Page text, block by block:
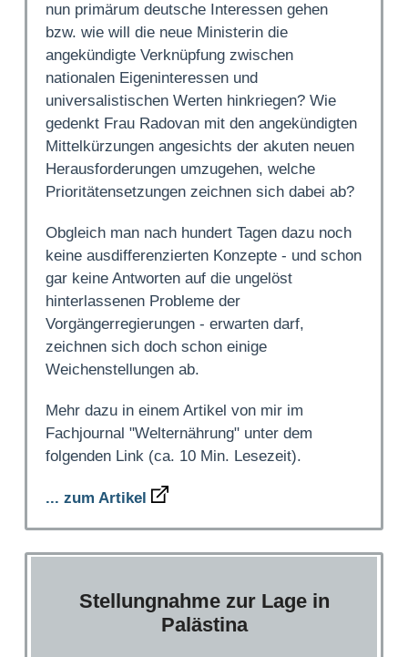
nun primärum deutsche Interessen gehen
bzw. wie will die neue Ministerin die
angekündigte Verknüpfung zwischen
nationalen Eigeninteressen und
universalistischen Werten hinkriegen? Wie
gedenkt Frau Radovan mit den angekündigten
Mittelkürzungen angesichts der akuten neuen
Herausforderungen umzugehen, welche
Prioritätensetzungen zeichnen sich dabei ab?
Obgleich man nach hundert Tagen dazu noch
keine ausdifferenzierten Konzepte - und schon
gar keine Antworten auf die ungelöst
hinterlassenen Probleme der
Vorgängerregierungen - erwarten darf,
zeichnen sich doch schon einige
Weichenstellungen ab.
Mehr dazu in einem Artikel von mir im
Fachjournal "Welternährung" unter dem
folgenden Link (ca. 10 Min. Lesezeit).
... zum Artikel
Stellungnahme zur Lage in
Palästina